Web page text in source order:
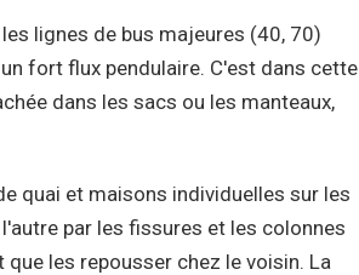
lignes de bus majeures (40, 70)
fort flux pendulaire. C'est dans cette
dans les sacs ou les manteaux,
quai et maisons individuelles sur les
par les fissures et les colonnes
les repousser chez le voisin. La